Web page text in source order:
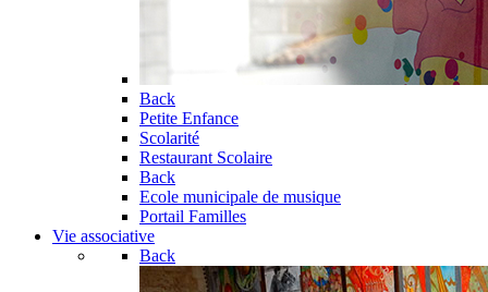
Back
Petite Enfance
Scolarité
Restaurant Scolaire
Back
Ecole municipale de musique
Portail Familles
Vie associative
Back